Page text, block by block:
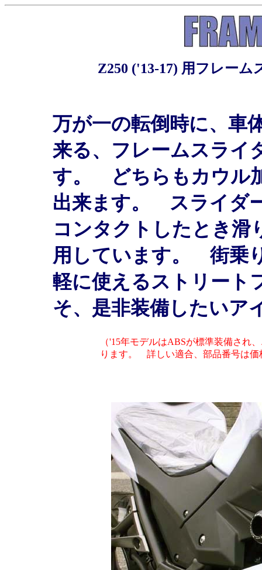
Z250 ('13-17) 用フレー
万が一の転倒時に、車
来る、フレームスライ
す。 どちらもカウル
出来ます。 スライダ
コンタクトしたとき滑
用しています。 街乗
軽に使えるストリート
そ、是非装備したい
（'15年モデルはABSが標準装備され
ります。 詳しい適合、部品番号は価